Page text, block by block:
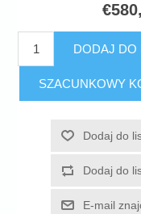
DODAJ DO
SZACUNKOWY
Dodaj do
Dodaj do
E-mail